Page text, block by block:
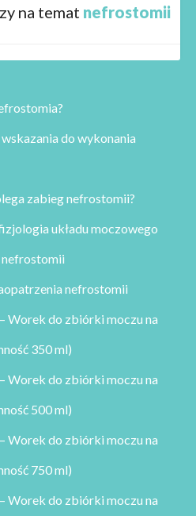
na temat nefrostomii
do wykonania
zabieg nefrostomii?
układu moczowego
nefrostomii
nefrostomii
Worek do zbiórki moczu na
350 ml)
Worek do zbiórki moczu na
500 ml)
Worek do zbiórki moczu na
750 ml)
Worek do zbiórki moczu na